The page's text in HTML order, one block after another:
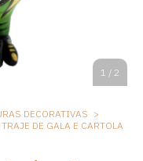
1 / 2
DECORATIVAS
>
DE GALA E CARTOLA